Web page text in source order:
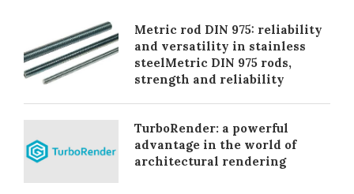
Metric rod DIN 975: reliability
and versatility in stainless
steelMetric DIN 975 rods,
strength and reliability
TurboRender: a powerful
advantage in the world of
architectural rendering